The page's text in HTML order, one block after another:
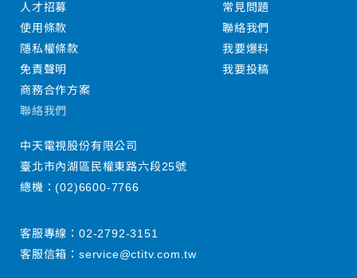
人才招募
使用條款
隱私權條款
免責聲明
商務合作方案
常見問題
聯絡我們
我要爆料
我要投稿
聯絡我們
中天電視股份有限公司
臺北市內湖區民權東路六段25號
總機：(02)6600-7766
客服專線： 02-2792-3151
客服信箱： service@ctitv.com.tw